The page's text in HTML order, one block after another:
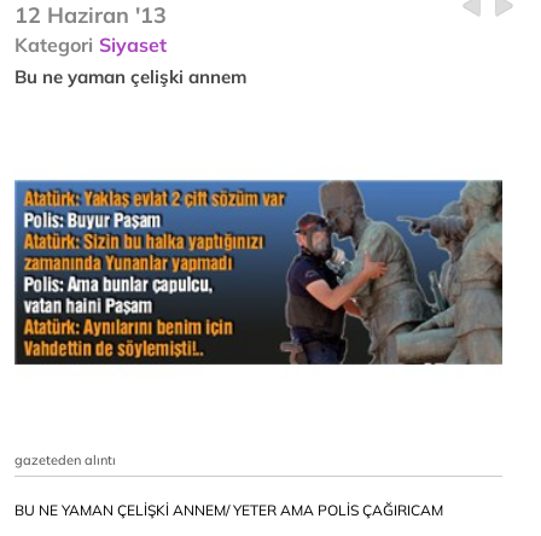
12 Haziran '13
Kategori Siyaset
Bu ne yaman çelişki annem
gazeteden alıntı
BU NE YAMAN ÇELİŞKİ ANNEM/ YETER AMA POLİS ÇAĞIRICAM